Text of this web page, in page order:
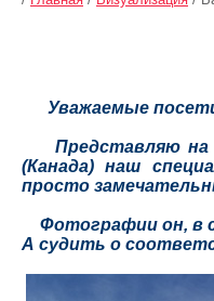
Уважаемые
Представляю на
(Канада) наш
просто
Фотографии он, в
А судить о